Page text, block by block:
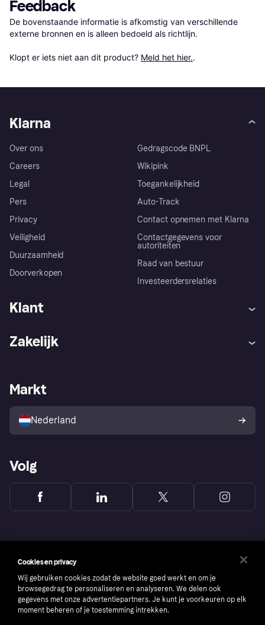
Feedback
De bovenstaande informatie is afkomstig van verschillende
externe bronnen en is alleen bedoeld als richtlijn.
Klopt er iets niet aan dit product? Meld het hier..
Klarna
Over ons
Careers
Legal
Pers
Privacy
Veiligheid
Duurzaamheid
Doorverkopen
Gedragscode BNPL
Wikipink
Toegankelijkheid
Auto-Track
Contact opnemen met Klarna
Contactgegevens voor
autoriteiten
Raad van bestuur
Investeerdersrelaties
Klant
Winkeloverzicht
Kopersbescherming voor
consumenten
Zakelijk
Zakelijke login
Markt
Nederland
Volg
Cookies en privacy
Wij gebruiken cookies zodat de website goed werkt en om je
browsegedrag te personaliseren en analyseren. We delen ook
gegevens met onze advertentiepartners. Je kunt je voorkeuren op elk
moment beheren of je toestemming intrekken.